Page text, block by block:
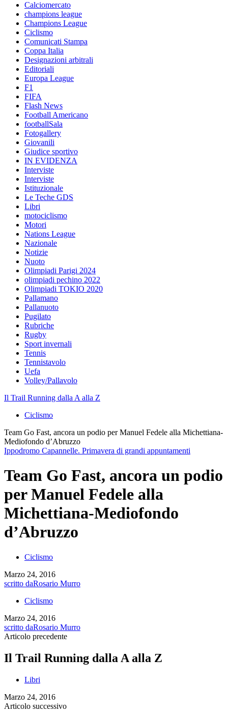
Calciomercato
champions league
Champions League
Ciclismo
Comunicati Stampa
Coppa Italia
Designazioni arbitrali
Editoriali
Europa League
F1
FIFA
Flash News
Football Americano
footballSala
Fotogallery
Giovanili
Giudice sportivo
IN EVIDENZA
Interviste
Interviste
Istituzionale
Le Teche GDS
Libri
motociclismo
Motori
Nations League
Nazionale
Notizie
Nuoto
Olimpiadi Parigi 2024
olimpiadi pechino 2022
Olimpiadi TOKIO 2020
Pallamano
Pallanuoto
Pugilato
Rubriche
Rugby
Sport invernali
Tennis
Tennistavolo
Uefa
Volley/Pallavolo
Il Trail Running dalla A alla Z
Ciclismo
Team Go Fast, ancora un podio per Manuel Fedele alla Michettiana-
Mediofondo d’Abruzzo
Ippodromo Capannelle. Primavera di grandi appuntamenti
Team Go Fast, ancora un podio
per Manuel Fedele alla
Michettiana-Mediofondo
d’Abruzzo
Ciclismo
Marzo 24, 2016
scritto daRosario Murro
Ciclismo
Marzo 24, 2016
scritto daRosario Murro
Articolo precedente
Il Trail Running dalla A alla Z
Libri
Marzo 24, 2016
Articolo successivo